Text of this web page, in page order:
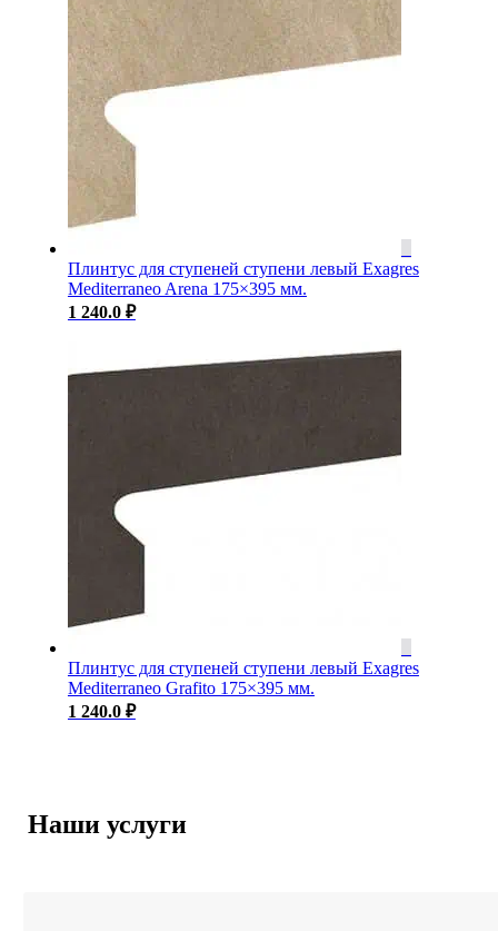
Плинтус для ступеней ступени левый Exagres
Mediterraneo Arena 175×395 мм.
1 240.0 ₽
Плинтус для ступеней ступени левый Exagres
Mediterraneo Grafito 175×395 мм.
1 240.0 ₽
Наши услуги